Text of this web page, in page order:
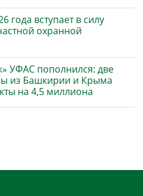
года вступает в силу
охранной
УФАС пополнился: две
из Башкирии и Крыма
на 4,5 миллиона